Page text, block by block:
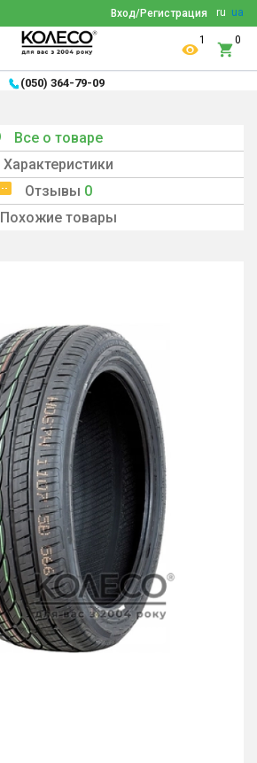
ru ua
Вход/Регистрация
1 0
(050) 364-79-09
Все о товаре
Характеристики
Отзывы 0
Похожие товары